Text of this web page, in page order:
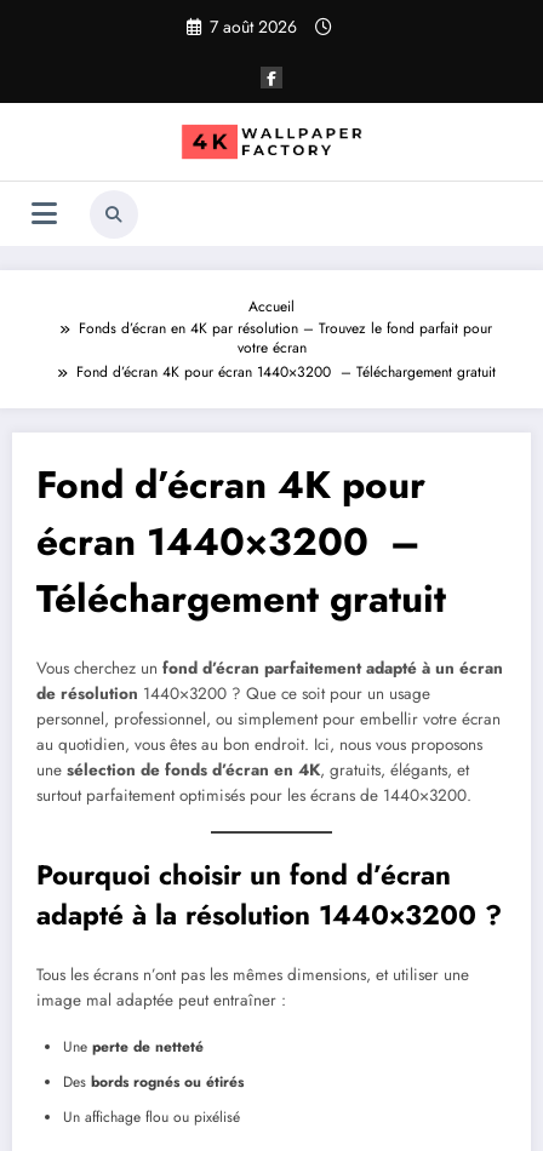
7 août 2026
Accueil
Fonds d’écran en 4K par résolution – Trouvez le fond parfait pour
votre écran
Fond d’écran 4K pour écran 1440×3200 – Téléchargement gratuit
Fond d’écran 4K pour
écran 1440×3200 –
Téléchargement gratuit
Vous cherchez un fond d’écran parfaitement adapté à un écran
de résolution 1440×3200 ? Que ce soit pour un usage
personnel, professionnel, ou simplement pour embellir votre écran
au quotidien, vous êtes au bon endroit. Ici, nous vous proposons
une sélection de fonds d’écran en 4K, gratuits, élégants, et
surtout parfaitement optimisés pour les écrans de 1440×3200.
Pourquoi choisir un fond d’écran
adapté à la résolution 1440×3200 ?
Tous les écrans n’ont pas les mêmes dimensions, et utiliser une
image mal adaptée peut entraîner :
Une perte de netteté
Des bords rognés ou étirés
Un affichage flou ou pixélisé